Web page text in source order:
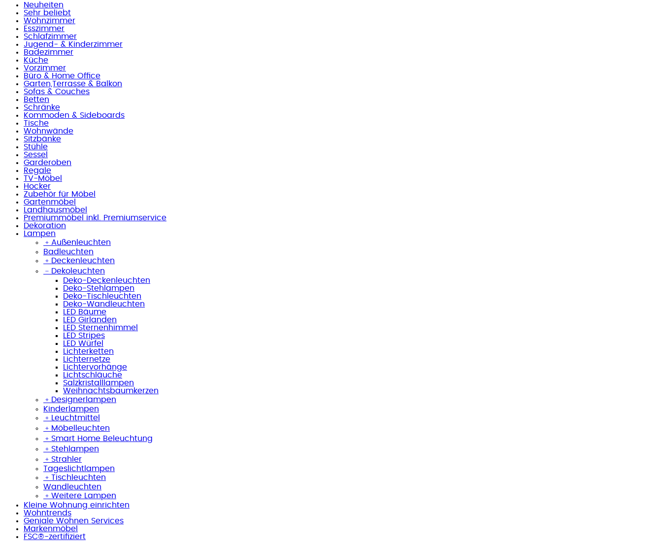
Neuheiten
Sehr beliebt
Wohnzimmer
Esszimmer
Schlafzimmer
Jugend- & Kinderzimmer
Badezimmer
Küche
Vorzimmer
Büro & Home Office
Garten,Terrasse & Balkon
Sofas & Couches
Betten
Schränke
Kommoden & Sideboards
Tische
Wohnwände
Sitzbänke
Stühle
Sessel
Garderoben
Regale
TV-Möbel
Hocker
Zubehör für Möbel
Gartenmöbel
Landhausmöbel
Premiummöbel inkl. Premiumservice
Dekoration
Lampen
﹢ Außenleuchten
Badleuchten
﹢ Deckenleuchten
﹣ Dekoleuchten
Deko-Deckenleuchten
Deko-Stehlampen
Deko-Tischleuchten
Deko-Wandleuchten
LED Bäume
LED Girlanden
LED Sternenhimmel
LED Stripes
LED Würfel
Lichterketten
Lichternetze
Lichtervorhänge
Lichtschläuche
Salzkristalllampen
Weihnachtsbaumkerzen
﹢ Designerlampen
Kinderlampen
﹢
Leuchtmittel
﹢ Möbelleuchten
﹢ Smart Home Beleuchtung
﹢ Stehlampen
﹢ Strahler
Tageslichtlampen
﹢ Tischleuchten
Wandleuchten
﹢ Weitere Lampen
Kleine Wohnung einrichten
Wohntrends
Geniale Wohnen Services
Markenmöbel
FSC®-zertifiziert